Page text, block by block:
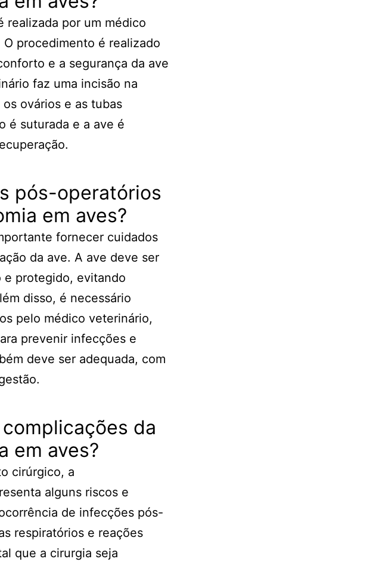
realizada por um médico
procedimento é realizado
e a segurança da ave
faz uma incisão na
ovários e as tubas
é suturada e a ave é
pós-operatórios
em aves?
fornecer cuidados
da ave. A ave deve ser
e protegido, evitando
disso, é necessário
pelo médico veterinário,
prevenir infecções e
deve ser adequada, com
da
em aves?
cirúrgico, a
alguns riscos e
de infecções pós-
respiratórios e reações
que a cirurgia seja